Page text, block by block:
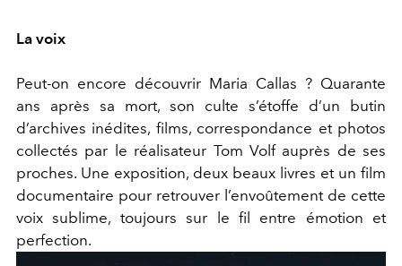
La voix
Peut-on encore découvrir Maria Callas ? Quarante
ans après sa mort, son culte s’étoffe d’un butin
d’archives inédites, films, correspondance et photos
collectés par le réalisateur Tom Volf auprès de ses
proches. Une exposition, deux beaux livres et un film
documentaire pour retrouver l’envoûtement de cette
voix sublime, toujours sur le fil entre émotion et
perfection.